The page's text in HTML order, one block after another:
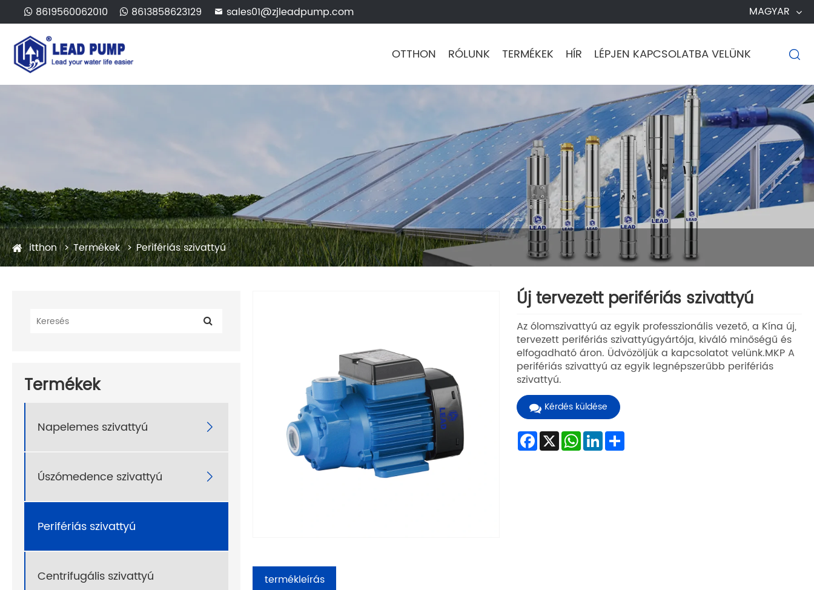
8619560062010 8613858623129  sales01@zjleadpump.com MAGYAR
OTTHON RÓLUNK TERMÉKEK HÍR LÉPJEN KAPCSOLATBA VELÜNK 
itthon Termékek Perifériás szivattyú
Termékek
Napelemes szivattyú 
Úszómedence szivattyú 
Perifériás szivattyú
Centrifugális szivattyú
Új tervezett perifériás szivattyú
Az ólomszivattyú az egyik professzionális vezető, a Kína új,
tervezett perifériás szivattyúgyártója, kiváló minőségű és
elfogadható áron. Üdvözöljük a kapcsolatot velünk.MKP A
perifériás szivattyú az egyik legnépszerűbb perifériás
szivattyú.
Kérdés küldése
Facebook
X WhatsApp
LinkedInShare
termékleírás